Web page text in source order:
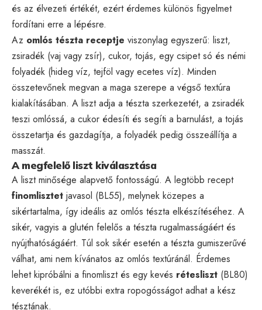
és az élvezeti értékét, ezért érdemes különös figyelmet
fordítani erre a lépésre.
Az omlós tészta receptje viszonylag egyszerű: liszt,
zsiradék (vaj vagy zsír), cukor, tojás, egy csipet só és némi
folyadék (hideg víz, tejföl vagy ecetes víz). Minden
összetevőnek megvan a maga szerepe a végső textúra
kialakításában. A liszt adja a tészta szerkezetét, a zsiradék
teszi omlóssá, a cukor édesíti és segíti a barnulást, a tojás
összetartja és gazdagítja, a folyadék pedig összeállítja a
masszát.
A megfelelő liszt kiválasztása
A liszt minősége alapvető fontosságú. A legtöbb recept
finomlisztet javasol (BL55), melynek közepes a
sikértartalma, így ideális az omlós tészta elkészítéséhez. A
sikér, vagyis a glutén felelős a tészta rugalmasságáért és
nyújthatóságáért. Túl sok sikér esetén a tészta gumiszerűvé
válhat, ami nem kívánatos az omlós textúránál. Érdemes
lehet kipróbálni a finomliszt és egy kevés rétesliszt (BL80)
keverékét is, ez utóbbi extra ropogósságot adhat a kész
tésztának.